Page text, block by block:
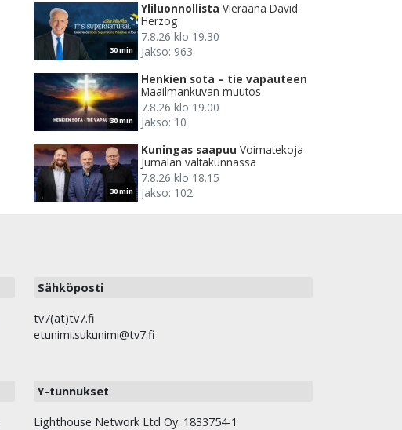
30 min
Yliluonnollista Vieraana David
Herzog
7.8.26 klo 19.30
Jakso: 963
30 min
Henkien sota – tie vapauteen
Maailmankuvan muutos
7.8.26 klo 19.00
Jakso: 10
30 min
Kuningas saapuu Voimatekoja
Jumalan valtakunnassa
7.8.26 klo 18.15
Jakso: 102
Sähköposti
tv7(at)tv7.fi
etunimi.sukunimi@tv7.fi
Y-tunnukset
Lighthouse Network Ltd Oy: 1833754-1